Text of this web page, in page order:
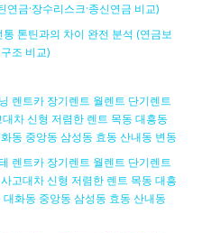
금·장수리스크·종신연금 비교)
톤틴과의 차이 완전 분석 (연금보
조 비교)
렌트카 장기렌트 월렌트 단기렌트
차 신형 저렴한 렌트 목동 대흥동
동 중앙동 삼성동 효동 산내동 변동
렌트카 장기렌트 월렌트 단기렌트
고대차 신형 저렴한 렌트 목동 대흥
화동 중앙동 삼성동 효동 산내동